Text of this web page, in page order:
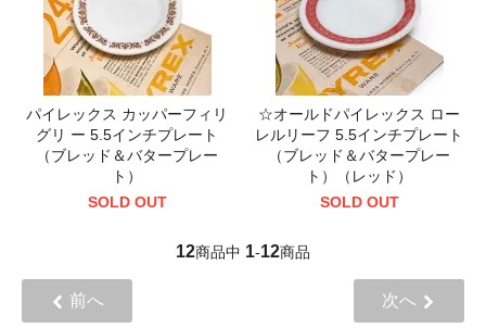
パイレックス カッパーフィリ
グリ ー 5.5インチプレート
（ブレッド＆バタープレー
ト）
SOLD OUT
☆オールドパイレックス ロー
レルリーフ 5.5インチプレート
（ブレッド＆バタープレー
ト）（レッド）
SOLD OUT
12商品中 1-12商品
前へ 次へ